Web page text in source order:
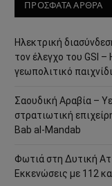
ΠΡΟΣΦΑΤΑ ΑΡΘΡΑ
Ηλεκτρική
τον έλεγχο του GSI –
γεωπολιτικό παιχνίδι
Σαουδική Αραβία –
στρατιωτική
Bab al-Mandab
Φωτιά στη Δυτική
Εκκενώσεις με 112